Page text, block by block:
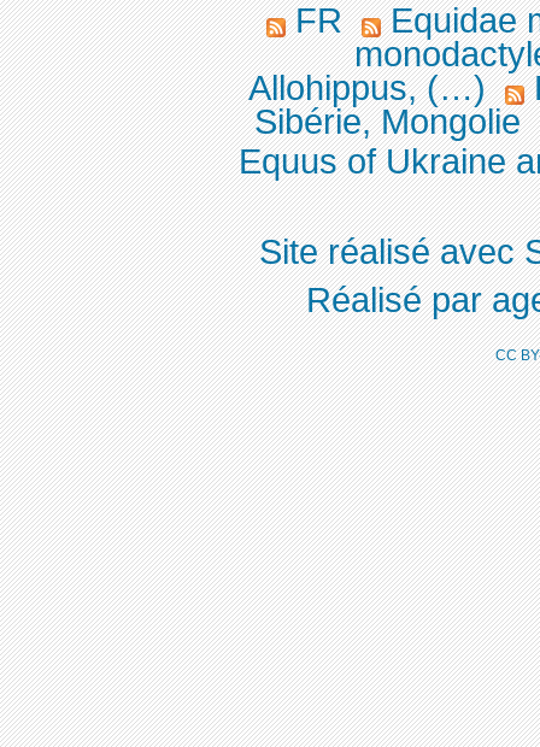
FR
Equidae
Allohippus, (…)
Sibérie, Mongolie
Equus of Ukraine
Site réalisé avec
Réalisé par
CC